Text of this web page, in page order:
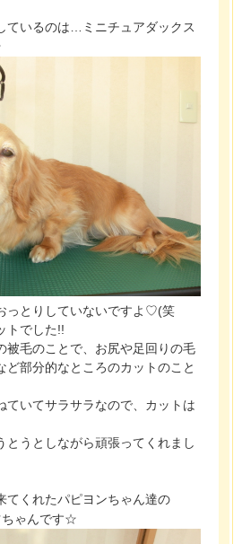
ているのは…ミニチュアダックス
っとりしていないですよ♡(笑
トでした!!
被毛のことで、お尻や足回りの毛
ど部分的なところのカットのこと
ていてサラサラなので、カットは
とうとしながら頑張ってくれまし
てくれたパピヨンちゃん達の
ちゃんです☆